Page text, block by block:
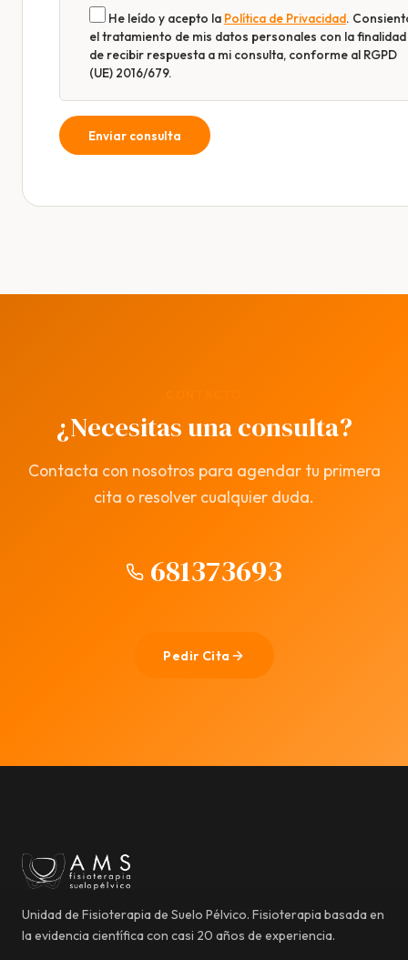
He leído y acepto la Política de Privacidad.
el tratamiento de mis datos personales con la finalidad
de recibir respuesta a mi consulta, conforme al RGPD
(UE) 2016/679.
¿Necesitas una consulta?
Contacta con nosotros para agendar tu primera
cita o resolver cualquier duda.
681373693
Pedir Cita
Unidad de Fisioterapia de Suelo Pélvico. Fisioterapia basada en
la evidencia científica con casi 20 años de experiencia.